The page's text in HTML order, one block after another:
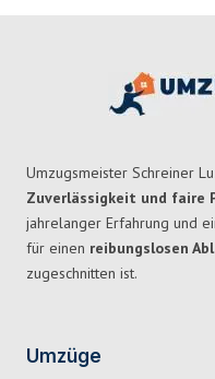
Umzugsmeister Schreiner
Zuverlässigkeit und faire
jahrelanger Erfahrung und
für einen reibungslosen
zugeschnitten ist.
Umzüge